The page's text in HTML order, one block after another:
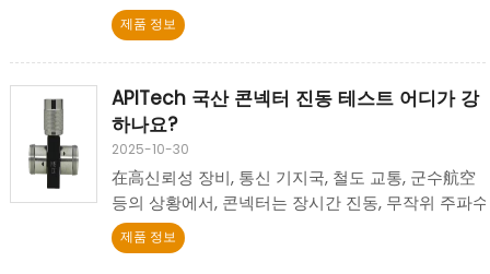
결기가 해체 및 재조립 단계에서의 기술과 주의사항
을 요약하여 국산 대체 해결책이 원활하게 시행될 수
있도록 지원합니다.
제품 정보
APITech 국산 콘넥터 진동 테스트 어디가 강
하나요?
2025-10-30
在高신뢰성 장비, 통신 기지국, 철도 교통, 군수航空
등의 상황에서, 콘넥터는 장시간 진동, 무작위 주파수
충격, 기계 충격 등의 시험을 받는다.
제품 정보